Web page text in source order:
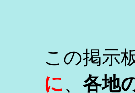
この掲示
に、 各地